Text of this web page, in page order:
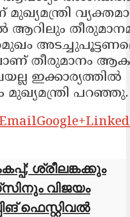
മുഖ്യമന്ത്രി
ആറിലും
തീരുമാനം
ഇക്കാര്യത്തിൽ
മുഖ്യമന്ത്രി പറഞ്ഞു.
Google+
ശ്രീ​ല​ങ്ക​ക്കും
വിജ​യം
ഫെസ്റ്റിവൽ